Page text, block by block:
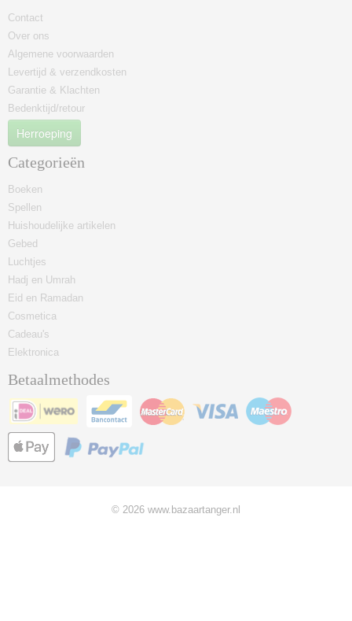
Contact
Over ons
Algemene voorwaarden
Levertijd & verzendkosten
Garantie & Klachten
Bedenktijd/retour
Herroeping
Categorieën
Boeken
Spellen
Huishoudelijke artikelen
Gebed
Luchtjes
Hadj en Umrah
Eid en Ramadan
Cosmetica
Cadeau's
Elektronica
Betaalmethodes
© 2026 www.bazaartanger.nl